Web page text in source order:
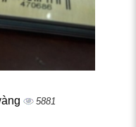
5881